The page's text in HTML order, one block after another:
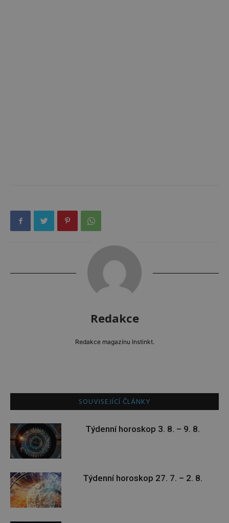
Redakce
Redakce magazínu Instinkt.
SOUVISEJÍCÍ ČLÁNKY
Týdenní horoskop 3. 8. – 9. 8.
Týdenní horoskop 27. 7. – 2. 8.